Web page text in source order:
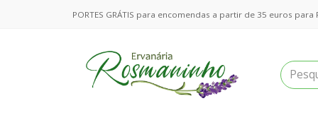
PORTES GRÁTIS para encomendas a partir de 35 euros